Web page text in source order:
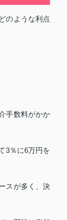
のような利点
手数料がかか
3％に6万円を
スが多く、決